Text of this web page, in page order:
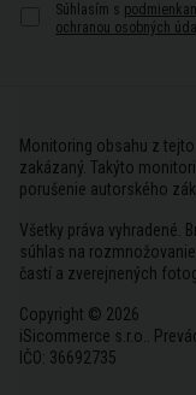
Súhlasím s
ochranou osobných
Monitoring obsahu z
zakázaný. Takýto
porušenie autorského
Všetky práva vyhradené.
súhlas na
častí a zverejnených
Copyright © 2026
iSicommerce s.r.o..
IČO: 36692735